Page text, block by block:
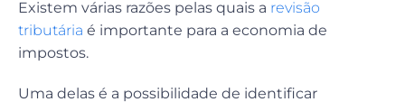
Existem várias razões pelas quais a revisão
tributária é importante para a economia de
impostos.
Uma delas é a possibilidade de identificar